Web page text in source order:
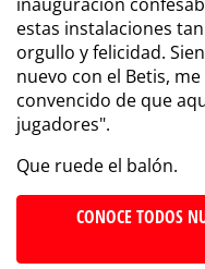
estas instalaciones
orgullo y felicidad.
nuevo con el Betis,
convencido de que
jugadores".
Que ruede el balón.
CONOCE TODOS